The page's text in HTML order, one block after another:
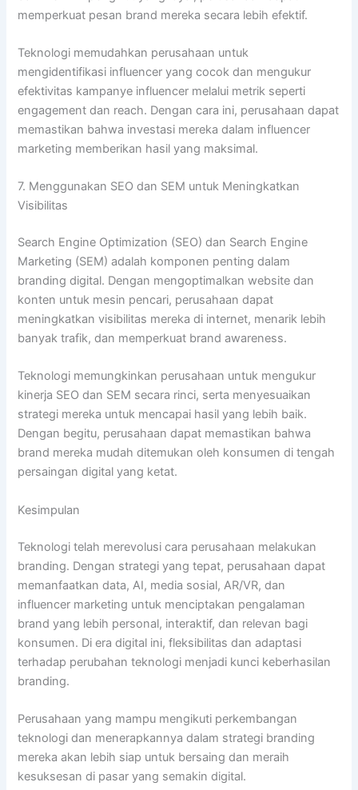
memperkuat pesan brand mereka secara lebih efektif.
Teknologi memudahkan perusahaan untuk
mengidentifikasi influencer yang cocok dan mengukur
efektivitas kampanye influencer melalui metrik seperti
engagement dan reach. Dengan cara ini, perusahaan dapat
memastikan bahwa investasi mereka dalam influencer
marketing memberikan hasil yang maksimal.
7. Menggunakan SEO dan SEM untuk Meningkatkan
Visibilitas
Search Engine Optimization (SEO) dan Search Engine
Marketing (SEM) adalah komponen penting dalam
branding digital. Dengan mengoptimalkan website dan
konten untuk mesin pencari, perusahaan dapat
meningkatkan visibilitas mereka di internet, menarik lebih
banyak trafik, dan memperkuat brand awareness.
Teknologi memungkinkan perusahaan untuk mengukur
kinerja SEO dan SEM secara rinci, serta menyesuaikan
strategi mereka untuk mencapai hasil yang lebih baik.
Dengan begitu, perusahaan dapat memastikan bahwa
brand mereka mudah ditemukan oleh konsumen di tengah
persaingan digital yang ketat.
Kesimpulan
Teknologi telah merevolusi cara perusahaan melakukan
branding. Dengan strategi yang tepat, perusahaan dapat
memanfaatkan data, AI, media sosial, AR/VR, dan
influencer marketing untuk menciptakan pengalaman
brand yang lebih personal, interaktif, dan relevan bagi
konsumen. Di era digital ini, fleksibilitas dan adaptasi
terhadap perubahan teknologi menjadi kunci keberhasilan
branding.
Perusahaan yang mampu mengikuti perkembangan
teknologi dan menerapkannya dalam strategi branding
mereka akan lebih siap untuk bersaing dan meraih
kesuksesan di pasar yang semakin digital.